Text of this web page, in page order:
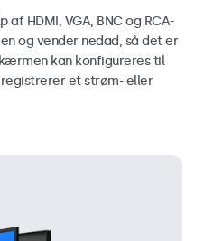
HDMI, VGA, BNC og RCA-
og vender nedad, så det er
kan konfigureres til
et strøm- eller